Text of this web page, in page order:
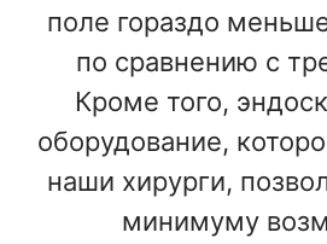
поле гораздо
по сравнению с
Кроме того,
оборудование,
наши хирурги,
минимуму